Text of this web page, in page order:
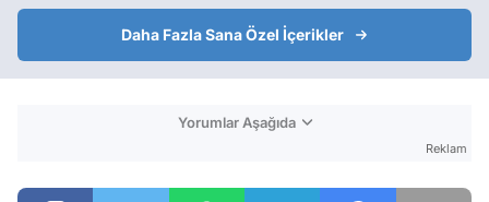
Daha Fazla Sana Özel İçerikler
Yorumlar Aşağıda
Reklam